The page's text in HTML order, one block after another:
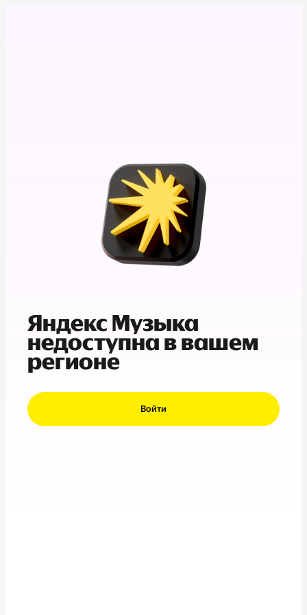
Яндекс Музыка
недоступна в вашем
регионе
Войти